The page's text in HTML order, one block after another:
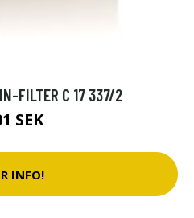
FILTER C 17 337/2
SEK
INFO!